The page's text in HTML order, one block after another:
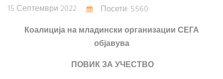
15 Септември 2022
Посети: 5560
Коалиција на младински организации СЕГА
објавува
ПОВИК ЗА УЧЕСТВО